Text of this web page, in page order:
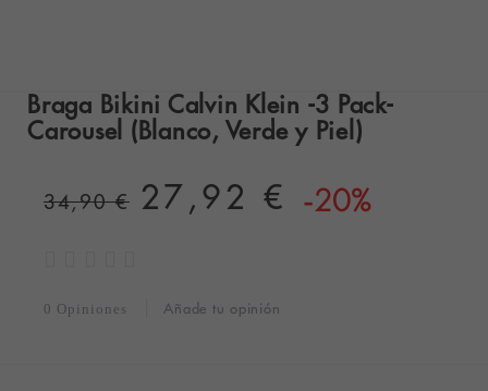
Braga Bikini Calvin Klein -3 Pack-
Carousel (Blanco, Verde y Piel)
34,90 € 27,92 € -20%
0 Opiniones Añade tu opinión